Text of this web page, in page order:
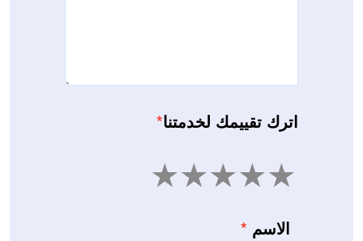
اترك تقييمك لخدمتنا*
4 3 2 1
الاسم *